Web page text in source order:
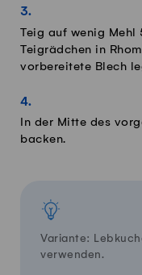
Teig auf wenig
Teigrädchen in
vorbereitete Blech
In der Mitte des
backen.
Variante:
verwenden.